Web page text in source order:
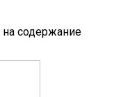
содержание